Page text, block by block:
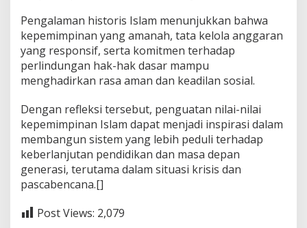
Pengalaman historis Islam menunjukkan bahwa
kepemimpinan yang amanah, tata kelola anggaran
yang responsif, serta komitmen terhadap
perlindungan hak-hak dasar mampu
menghadirkan rasa aman dan keadilan sosial.
Dengan refleksi tersebut, penguatan nilai-nilai
kepemimpinan Islam dapat menjadi inspirasi dalam
membangun sistem yang lebih peduli terhadap
keberlanjutan pendidikan dan masa depan
generasi, terutama dalam situasi krisis dan
pascabencana.[]
Post Views: 2,079